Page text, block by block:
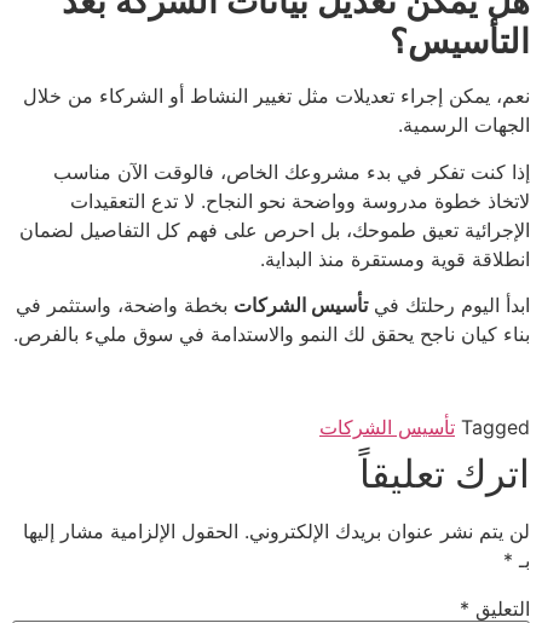
التأسيس؟
نعم، يمكن إجراء تعديلات مثل تغيير النشاط أو الشركاء من خلال
الجهات الرسمية.
إذا كنت تفكر في بدء مشروعك الخاص، فالوقت الآن مناسب
لاتخاذ خطوة مدروسة وواضحة نحو النجاح. لا تدع التعقيدات
الإجرائية تعيق طموحك، بل احرص على فهم كل التفاصيل لضمان
انطلاقة قوية ومستقرة منذ البداية.
ابدأ اليوم رحلتك فيتأسيس الشركات بخطة واضحة، واستثمر في
بناء كيان ناجح يحقق لك النمو والاستدامة في سوق مليء بالفرص.
Tagged تأسيس الشركات
اترك تعليقاً
لن يتم نشر عنوان بريدك الإلكتروني. الحقول الإلزامية مشار إليها
بـ *
التعليق *